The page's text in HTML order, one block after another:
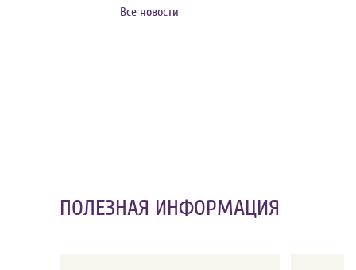
Все новости
ПОЛЕЗНАЯ ИНФОРМАЦИЯ